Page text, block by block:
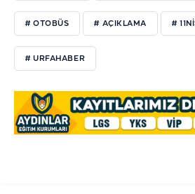
# OTOBÜS # AÇIKLAMA #
# URFAHABER